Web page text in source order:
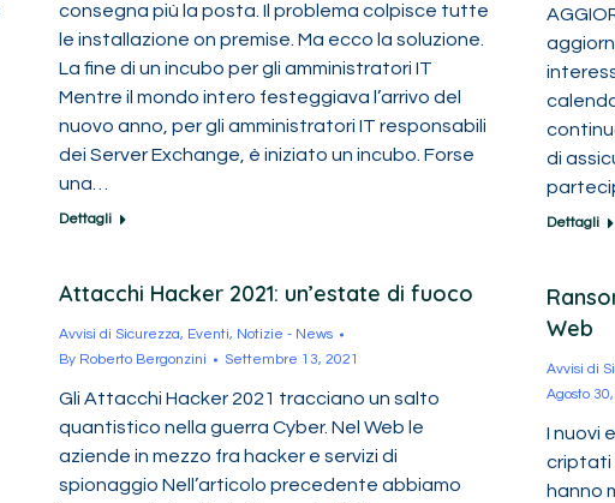
consegna più la posta. Il problema colpisce tutte
le installazione on premise. Ma ecco la soluzione.
La fine di un incubo per gli amministratori IT
Mentre il mondo intero festeggiava l’arrivo del
nuovo anno, per gli amministratori IT responsabili
dei Server Exchange, è iniziato un incubo. Forse
una…
Dettagli
di
Dettagli
Attacchi Hacker 2021: un’estate di fuoco
Avvisi di Sicurezza, Eventi, Notizie - News
By Roberto Bergonzini Settembre 13, 2021
Gli Attacchi Hacker 2021 tracciano un salto
quantistico nella guerra Cyber. Nel Web le
aziende in mezzo fra hacker e servizi di
spionaggio Nell’articolo precedente abbiamo
Web
Avvisi di
Agosto
I nuovi
criptati
hanno